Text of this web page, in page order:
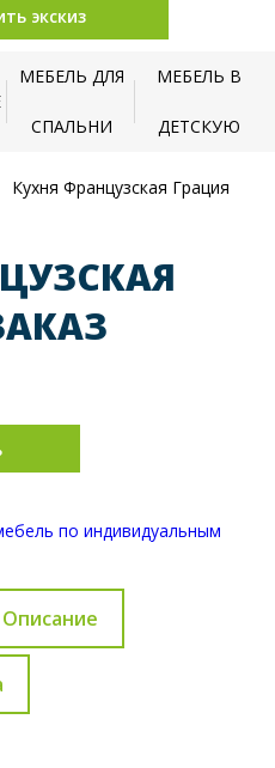
экскиз
МЕБЕЛЬ ДЛЯ
СПАЛЬНИ
МЕБЕЛЬ В
ДЕТСКУЮ
Кухня Французская Грация
Описание